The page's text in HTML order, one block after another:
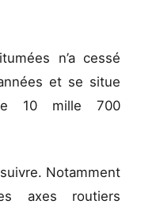
n’a cessé
et se situe
10 mille 700
Notamment
axes routiers